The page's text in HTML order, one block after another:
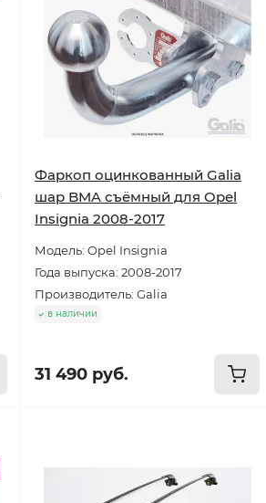
Фаркоп оцинкованный Galia
шар BMA съёмный для Opel
Insignia 2008-2017
Модель: Opel Insignia
Года выпуска: 2008-2017
Производитель: Galia
в наличии
31 490 руб.